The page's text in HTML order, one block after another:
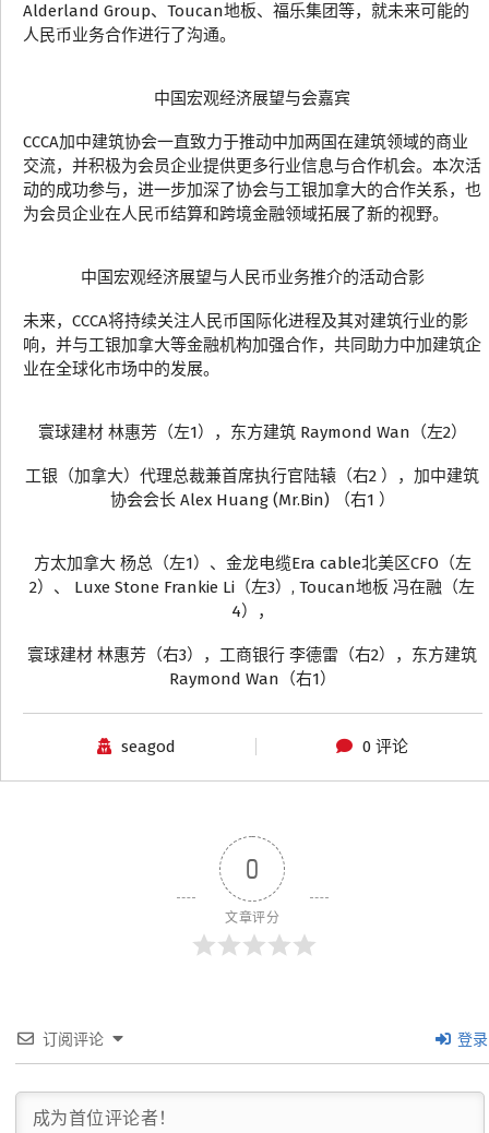
Alderland Group、Toucan地板、福乐集团等，就未来可能的
人民币业务合作进行了沟通。
中国宏观经济展望与会嘉宾
CCCA加中建筑协会一直致力于推动中加两国在建筑领域的商业
交流，并积极为会员企业提供更多行业信息与合作机会。本次活
动的成功参与，进一步加深了协会与工银加拿大的合作关系，也
为会员企业在人民币结算和跨境金融领域拓展了新的视野。
中国宏观经济展望与人民币业务推介的活动合影
未来，CCCA将持续关注人民币国际化进程及其对建筑行业的影
响，并与工银加拿大等金融机构加强合作，共同助力中加建筑企
业在全球化市场中的发展。
寰球建材 林惠芳（左1），东方建筑 Raymond Wan（左2）
工银（加拿大）代理总裁兼首席执行官陆辕（右2 ），加中建筑
协会会长 Alex Huang (Mr.Bin) （右1 ）
方太加拿大 杨总（左1）、金龙电缆Era cable北美区CFO（左
2）、 Luxe Stone Frankie Li（左3）, Toucan地板 冯在融（左
4），
寰球建材 林惠芳（右3），工商银行 李德雷（右2），东方建筑
Raymond Wan（右1）
seagod 0 评论
0
文章评分
订阅评论 登录